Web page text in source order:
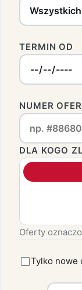
TERMIN OD
NUMER
DLA KOGO
Oferty
Tylko nowe